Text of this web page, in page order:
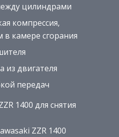
цилиндрами
компрессия,
в камере сгорания
из двигателя
передач
1400 для снятия
ZZR 1400